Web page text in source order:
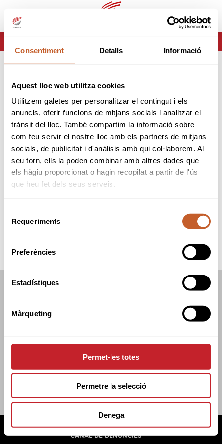
Consentiment Detalls Informació
Aquest lloc web utilitza cookies
Utilitzem galetes per personalitzar el contingut i els
anuncis, oferir funcions de mitjans socials i analitzar el
trànsit del lloc. També compartim la informació sobre
com feu servir el nostre lloc amb els partners de mitjans
socials, de publicitat i d'anàlisis amb qui col·laborem. Al
seu torn, ells la poden combinar amb altres dades que
els hàgiu proporcionat o hagin recopilat a partir de l'ús
que heu fet dels seus serveis.
Requeriments
Preferències
Estadístiques
Màrqueting
Permet-les totes
Permetre la selecció
Denega
ca es
Página no encontrada
Lo sentimos pero la página que estas buscando no
existe o ha cambiado.
tornar
C/TUSET 32, 8ÈNA PLANTA. 08006 BCN
POLÍTICA DE COOKIES
POLÍTICA DE PRIVADESA
CANAL DE DENÚNCIES